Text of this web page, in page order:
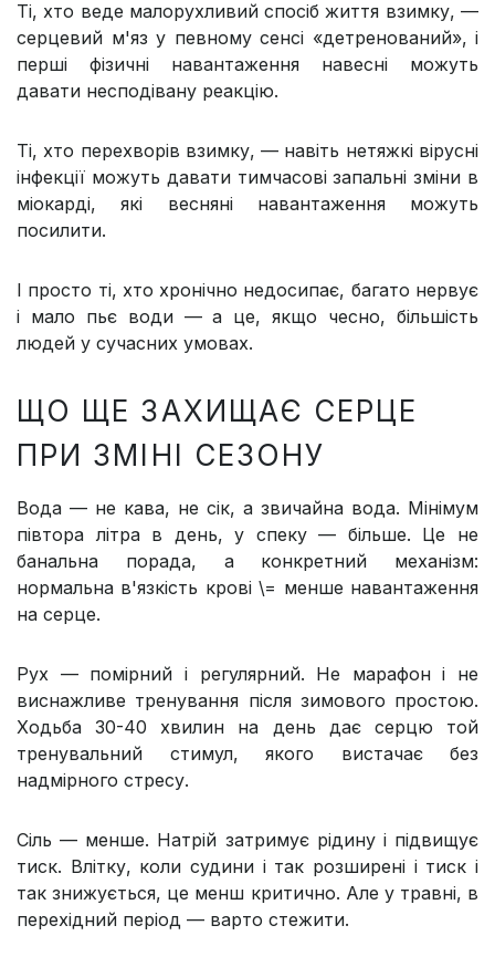
Ті, хто веде малорухливий спосіб життя взимку, —
серцевий м'яз у певному сенсі «детренований», і
перші фізичні навантаження навесні можуть
давати несподівану реакцію.
Ті, хто перехворів взимку, — навіть нетяжкі вірусні
інфекції можуть давати тимчасові запальні зміни в
міокарді, які весняні навантаження можуть
посилити.
І просто ті, хто хронічно недосипає, багато нервує
і мало пьє води — а це, якщо чесно, більшість
людей у сучасних умовах.
ЩО ЩЕ ЗАХИЩАЄ СЕРЦЕ
ПРИ ЗМІНІ СЕЗОНУ
Вода — не кава, не сік, а звичайна вода. Мінімум
півтора літра в день, у спеку — більше. Це не
банальна порада, а конкретний механізм:
нормальна в'язкість крові \= менше навантаження
на серце.
Рух — помірний і регулярний. Не марафон і не
виснажливе тренування після зимового простою.
Ходьба 30-40 хвилин на день дає серцю той
тренувальний стимул, якого вистачає без
надмірного стресу.
Сіль — менше. Натрій затримує рідину і підвищує
тиск. Влітку, коли судини і так розширені і тиск і
так знижується, це менш критично. Але у травні, в
перехідний період — варто стежити.